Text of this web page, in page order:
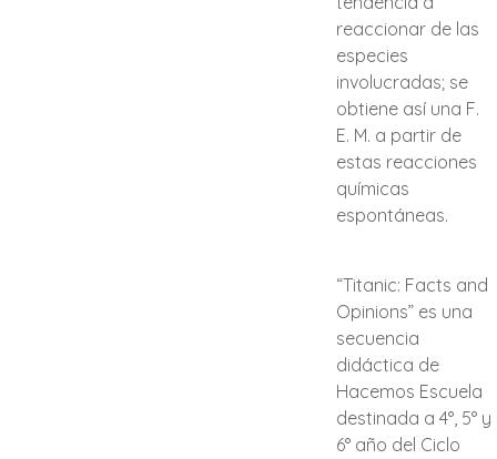
reaccionar de las
especies
involucradas; se
obtiene así una F.
E. M. a partir de
estas reacciones
químicas
espontáneas.
“Titanic: Facts and
Opinions” es una
secuencia
didáctica de
Hacemos Escuela
destinada a 4°, 5° y
6° año del Ciclo